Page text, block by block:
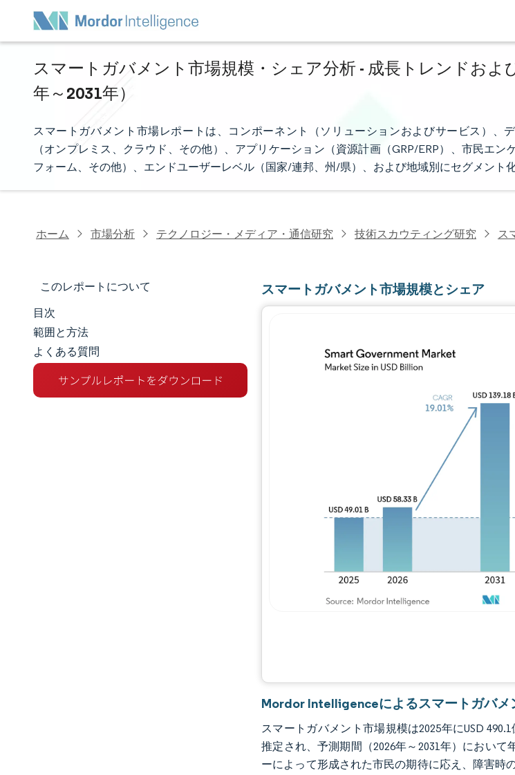
スマートガバメント市場規模・シェア分析 - 成長トレンドおよ
年～2031年）
スマートガバメント市場レポートは、コンポーネント（ソリューションおよびサービス）、
（オンプレミス、クラウド、その他）、アプリケーション（資源計画（GRP/ERP）、市民エン
フォーム、その他）、エンドユーザーレベル（国家/連邦、州/県）、および地域別にセグメント
ホーム 市場分析 テクノロジー・メディア・通信研究 技術スカウティング研究 ス
このレポートについて
市場規模とシェア
市場分析
トレンドとインサイト
目次
範囲と方法
よくある質問
スマートガバメント市場規模とシェア
画像 © Mordor
Mordor Intelligenceによるスマートガバメ
スマートガバメント市場規模は2025年にUSD
推定され、予測期間（2026年～2031年）におい
ーによって形成された市民の期待に応え、障害時